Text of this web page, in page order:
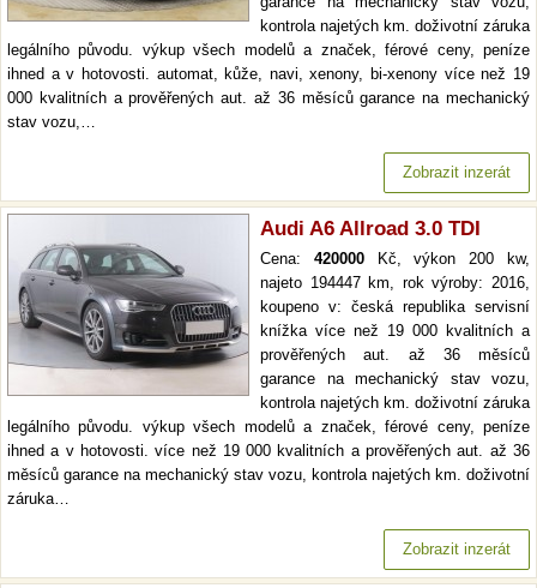
kontrola najetých km. doživotní záruka
legálního původu. výkup všech modelů a značek, férové ceny, peníze
ihned a v hotovosti. automat, kůže, navi, xenony, bi-xenony více než 19
000 kvalitních a prověřených aut. až 36 měsíců garance na mechanický
stav vozu,…
Zobrazit inzerát
Audi A6 Allroad 3.0 TDI
Cena: 420000Kč, výkon 200 kw,
najeto 194447 km, rok výroby: 2016,
koupeno v: česká republika servisní
knížka více než 19 000 kvalitních a
prověřených aut. až 36 měsíců
garance na mechanický stav vozu,
kontrola najetých km. doživotní záruka
legálního původu. výkup všech modelů a značek, férové ceny, peníze
ihned a v hotovosti. více než 19 000 kvalitních a prověřených aut. až 36
měsíců garance na mechanický stav vozu, kontrola najetých km. doživotní
záruka…
Zobrazit inzerát